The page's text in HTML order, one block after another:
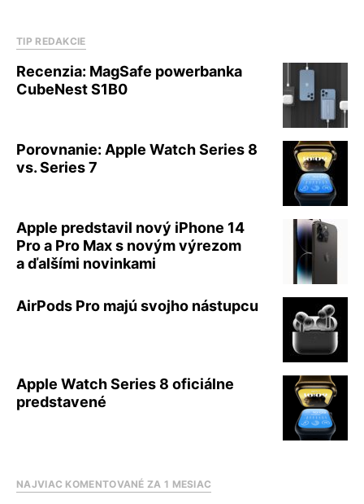
TIP REDAKCIE
Recenzia: MagSafe powerbanka
CubeNest S1B0
Porovnanie: Apple Watch Series 8
vs. Series 7
Apple predstavil nový iPhone 14
Pro a Pro Max s novým výrezom
a ďalšími novinkami
AirPods Pro majú svojho nástupcu
Apple Watch Series 8 oficiálne
predstavené
NAJVIAC KOMENTOVANÉ ZA 1 MESIAC